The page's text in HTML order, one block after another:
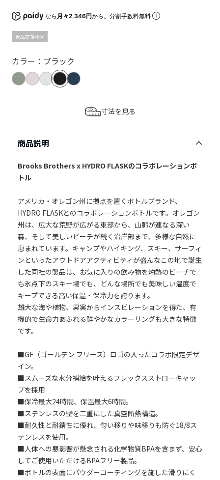
なら 月々2,346円から。分割手数料無料
返品交換不可
カラー：ブラック
寸法を見る
商品説明
Brooks Brothers x HYDRO FLASKのコラボレーションボ
トル
アメリカ・オレゴン州に拠点を置くボトルブランド、
HYDRO FLASKとのコラボレーションボトルです。オレゴン
州は、広大な荒野が広がる東部から、山脈が連なる深い
森、そして美しいビーチが続く沿岸部まで、多様な自然に
恵まれています。キャンプやハイキング、スキー、サーフィ
ンといったアウトドアアクティビティが盛んなこの地で誕生
した同社の製品は、お気に入りの飲み物を灼熱のビーチで
も氷点下のスキー場でも、どんな場所でも美味しい温度で
キープできる高い保温・保冷力を誇ります。
雄大な海や植物、果実からインスピレーションを得た、有
機的で生命力あふれる鮮やかなカラーリングも大きな特徴
です。
■GF（ゴールデン フリース）ロゴの入ったコラボ限定デザ
イン。
■スムーズな水分補給を叶えるフレックスストローキャッ
プを採用
■保冷最大24時間、保温最大6時間。
■ステンレスの壁を二重にした真空断熱構造。
■耐久性と耐錆性に優れ、匂い移りや味移りも防ぐ18/8ス
テンレスを使用。
■人体への悪影響が懸念される化学物質BPAを含まず、安心
してご使用いただけるBPAフリー製品。
■ボトルの表面にパウダーコーティングを施した滑りにく